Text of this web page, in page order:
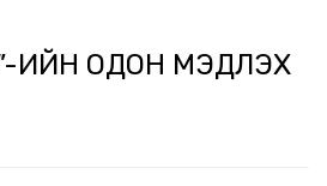
ИЙН ОДОН МЭДҮҮЛЭХ